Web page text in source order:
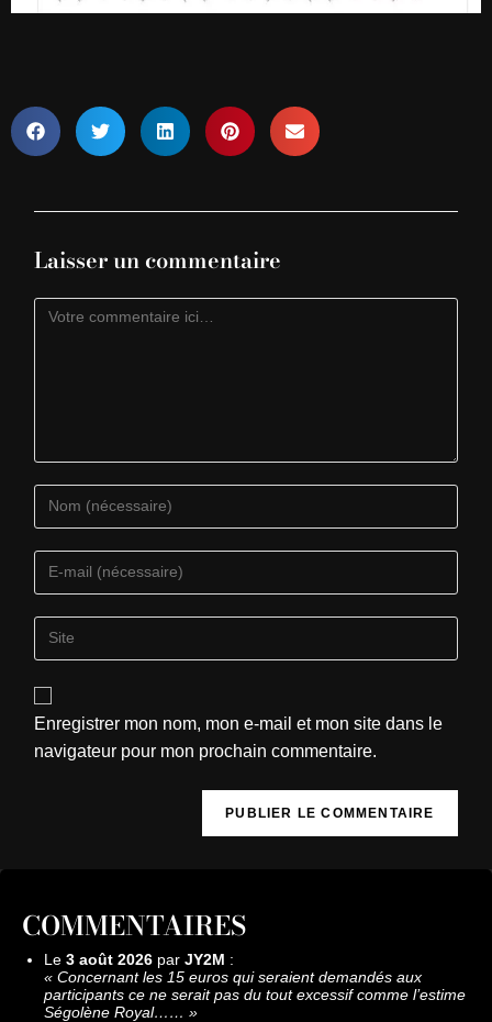
Laisser un commentaire
Enregistrer mon nom, mon e-mail et mon site dans le
navigateur pour mon prochain commentaire.
COMMENTAIRES
Le 3 août 2026 par JY2M :
« Concernant les 15 euros qui seraient demandés aux
participants ce ne serait pas du tout excessif comme l’estime
Ségolène Royal…… »